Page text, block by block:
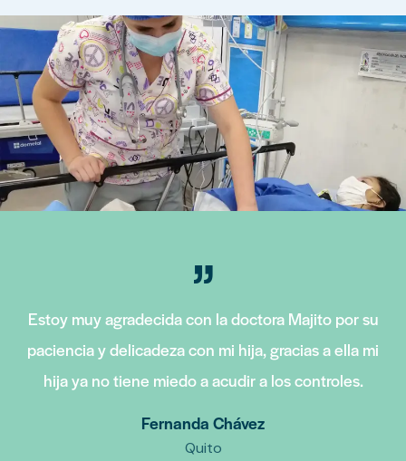
Estoy muy agradecida con la doctora Majito por su
paciencia y delicadeza con mi hija, gracias a ella mi
hija ya no tiene miedo a acudir a los controles.
Fernanda Chávez
Quito